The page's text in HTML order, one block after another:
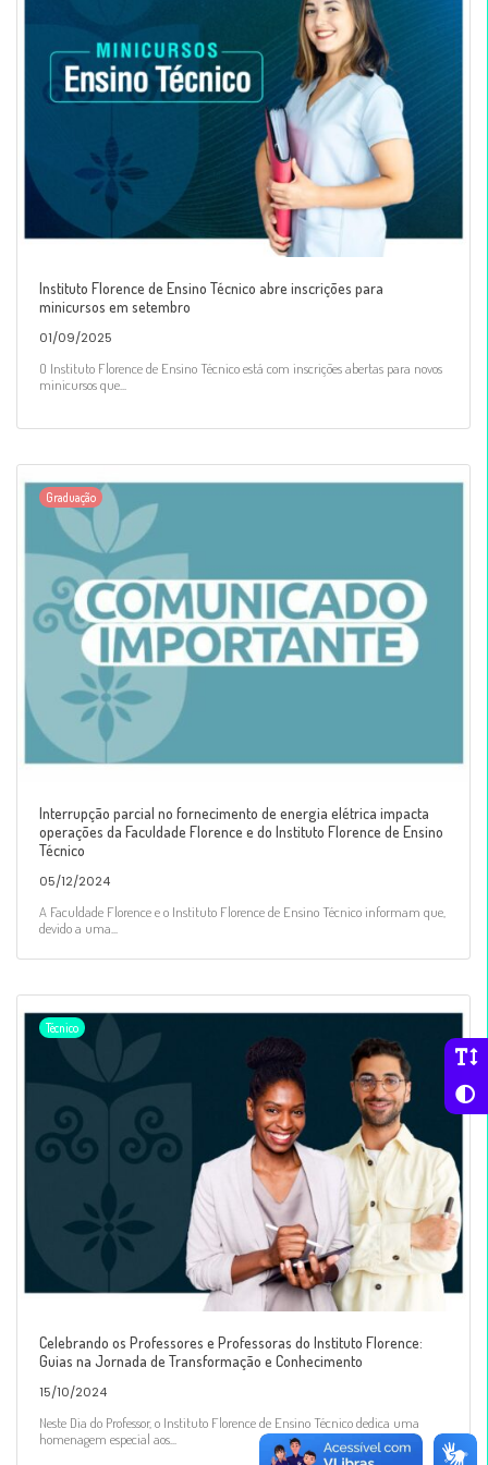
Instituto Florence de Ensino Técnico abre inscrições para
minicursos em setembro
01/09/2025
O Instituto Florence de Ensino Técnico está com inscrições abertas para novos
minicursos que...
Graduação
Interrupção parcial no fornecimento de energia elétrica impacta
operações da Faculdade Florence e do Instituto Florence de Ensino
Técnico
05/12/2024
A Faculdade Florence e o Instituto Florence de Ensino Técnico informam que,
devido a uma...
Técnico
Celebrando os Professores e Professoras do Instituto Florence:
Guias na Jornada de Transformação e Conhecimento
15/10/2024
Neste Dia do Professor, o Instituto Florence de Ensino Técnico dedica uma
homenagem especial aos...